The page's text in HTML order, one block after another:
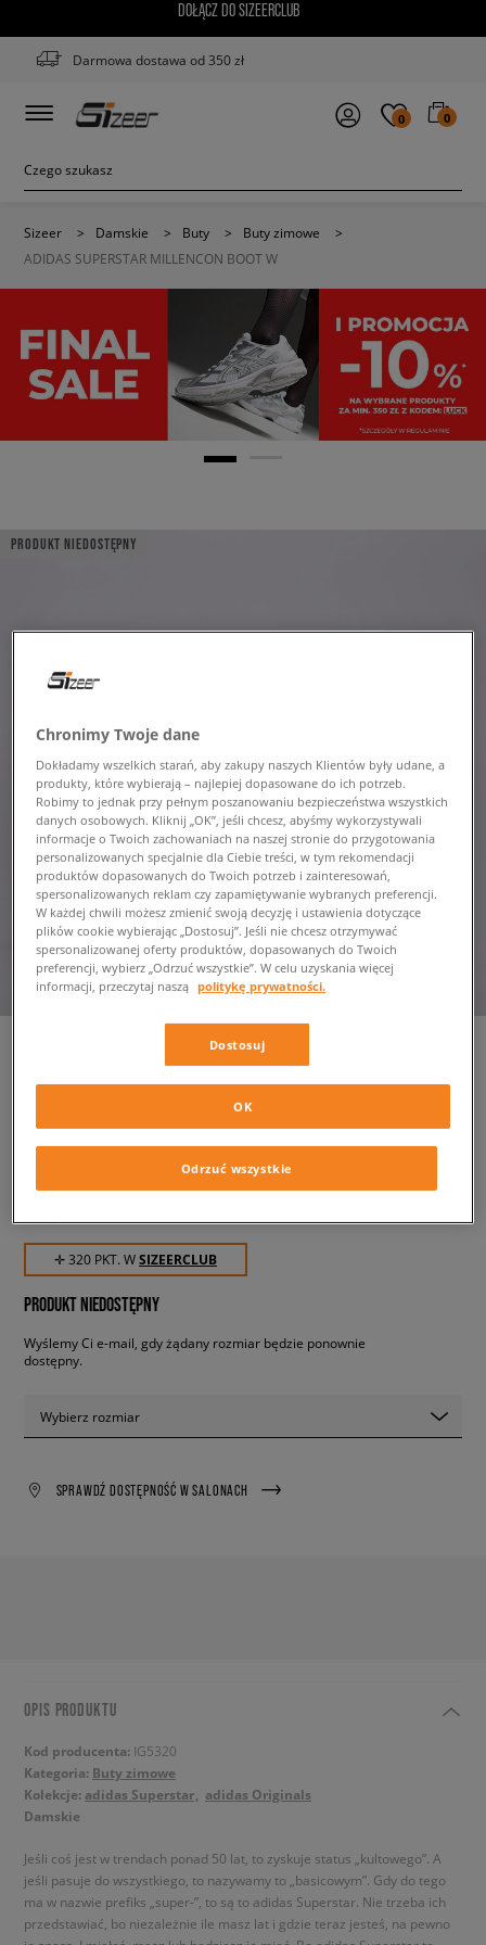
DOŁĄCZ DO SIZEERCLUB
Darmowa dostawa od 350 zł
0 0
Sizeer > Damskie > Buty > Buty zimowe
>
ADIDAS SUPERSTAR MILLENCON BOOT W
PRODUKT NIEDOSTĘPNY
damskie, buty zimowe
✛ 320 PKT. WSIZEERCLUB
PRODUKT NIEDOSTĘPNY
Wyślemy Ci e-mail, gdy żądany rozmiar będzie ponownie
dostępny.
Wybierz rozmiar
SPRAWDŹ DOSTĘPNOŚĆ W SALONACH
OPIS PRODUKTU
Kod producenta: IG5320
Kategoria: Buty zimowe
Kolekcje: adidas Superstar
adidas Originals
Damskie
Jeśli coś jest w trendach ponad 50 lat, to zyskuje status „kultowego”. A
jeśli pasuje do wszystkiego, to nazywamy to „basicowym”. Gdy do tego
ma w nazwie prefiks „super-”, to są to adidas Superstar. Nie trzeba ich
przedstawiać, bo niezależnie ile masz lat i gdzie teraz jesteś, na pewno
Chronimy Twoje dane
Dokładamy wszelkich starań, aby zakupy naszych Klientów były udane, a
produkty, które wybierają – najlepiej dopasowane do ich potrzeb.
Robimy to jednak przy pełnym poszanowaniu bezpieczeństwa wszystkich
danych osobowych. Kliknij „OK”, jeśli chcesz, abyśmy wykorzystywali
informacje o Twoich zachowaniach na naszej stronie do przygotowania
personalizowanych specjalnie dla Ciebie treści, w tym rekomendacji
produktów dopasowanych do Twoich potrzeb i zainteresowań,
spersonalizowanych reklam czy zapamiętywanie wybranych preferencji.
W każdej chwili możesz zmienić swoją decyzję i ustawienia dotyczące
plików cookie wybierając „Dostosuj”. Jeśli nie chcesz otrzymywać
spersonalizowanej oferty produktów, dopasowanych do Twoich
preferencji, wybierz „Odrzuć wszystkie”. W celu uzyskania więcej
informacji, przeczytaj naszą politykę prywatności.
Dostosuj
Odrzuć wszystkie
OK